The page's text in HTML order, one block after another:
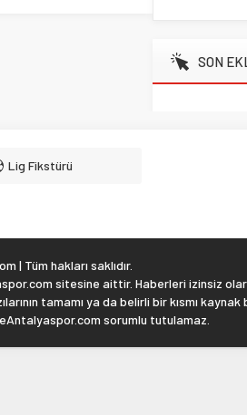
SON
Lig Fikstürü
| Tüm hakları saklıdır.
sitesine aittir. Haberleri izinsiz
tamamı ya da belirli bir kısmı
sorumlu tutulamaz.